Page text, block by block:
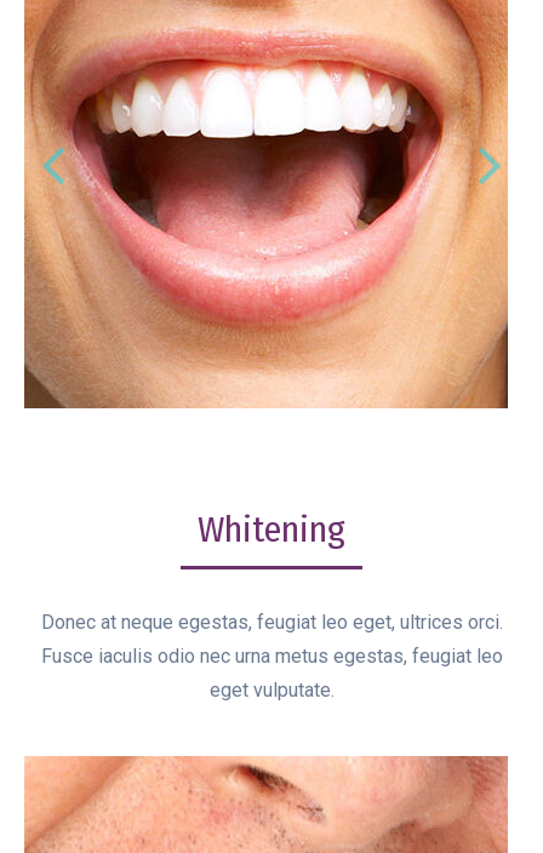
Whitening
Donec at neque egestas, feugiat leo eget, ultrices orci.
Fusce iaculis odio nec urna metus egestas, feugiat leo
eget vulputate.